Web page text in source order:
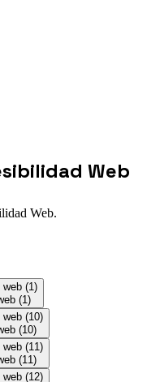
Web
Web.
(1)
(10)
(11)